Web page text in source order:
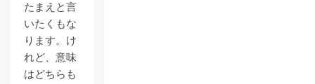
たまえと言
いたくもな
ります。け
れど、意味
はどちらも